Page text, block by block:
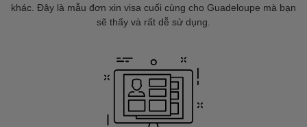
khác. Đây là mẫu đơn xin visa cuối cùng cho Guadeloupe mà bạn
sẽ thấy và rất dễ sử dụng.